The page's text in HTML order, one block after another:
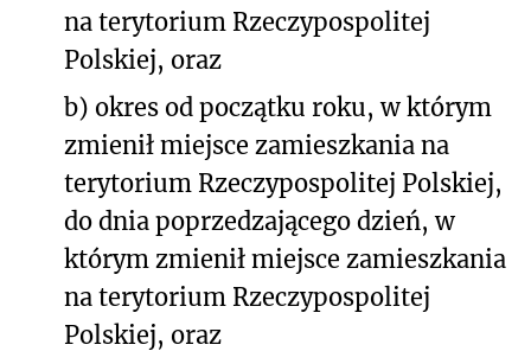
na terytorium Rzeczypospolitej
Polskiej, oraz
b) okres od początku roku, w którym
zmienił miejsce zamieszkania na
terytorium Rzeczypospolitej Polskiej,
do dnia poprzedzającego dzień, w
którym zmienił miejsce zamieszkania
na terytorium Rzeczypospolitej
Polskiej, oraz